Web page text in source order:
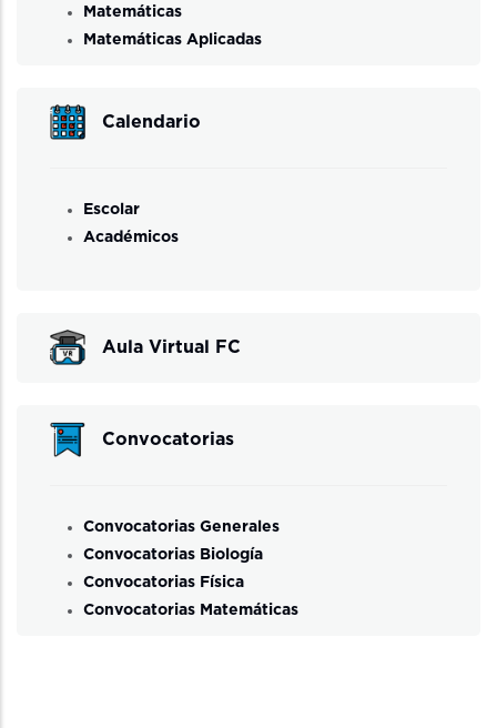
Matemáticas
Matemáticas Aplicadas
Calendario
Escolar
Académicos
Aula Virtual FC
Convocatorias
Convocatorias Generales
Convocatorias Biología
Convocatorias Física
Convocatorias Matemáticas